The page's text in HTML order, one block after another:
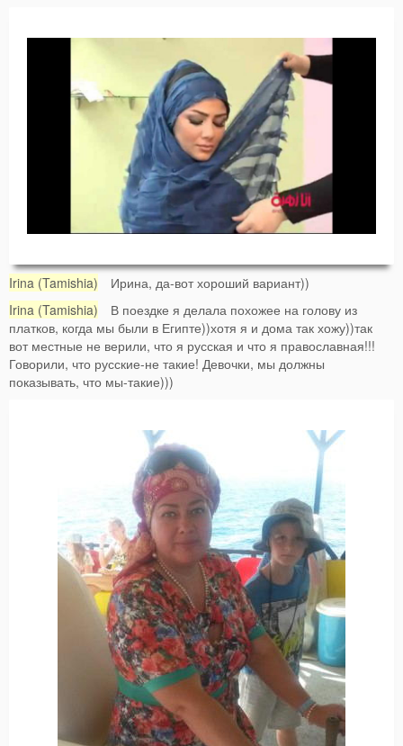
Irina (Tamishia) Ирина, да-вот хороший вариант))
Irina (Tamishia) В поездке я делала похожее на голову из
платков, когда мы были в Египте))хотя я и дома так хожу))так
вот местные не верили, что я русская и что я православная!!!
Говорили, что русские-не такие! Девочки, мы должны
показывать, что мы-такие)))